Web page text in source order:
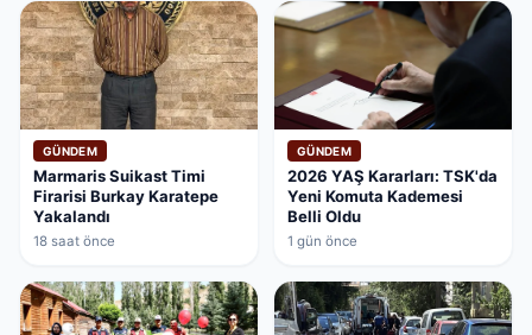
GÜNDEM
Marmaris Suikast Timi
Firarisi Burkay Karatepe
Yakalandı
18 saat önce
GÜNDEM
2026 YAŞ Kararları: TSK'da
Yeni Komuta Kademesi
Belli Oldu
1 gün önce